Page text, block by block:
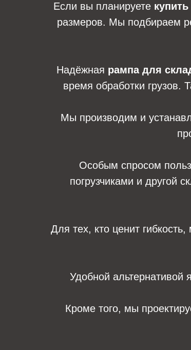
Если вы планируете
размеров. Мы подбираем
Надёжная рампа для
время обработки грузов.
Мы производим и
Особым спросом
погрузчиками и другой
Для тех, кто ценит
Удобной альтернативой
Кроме того, мы